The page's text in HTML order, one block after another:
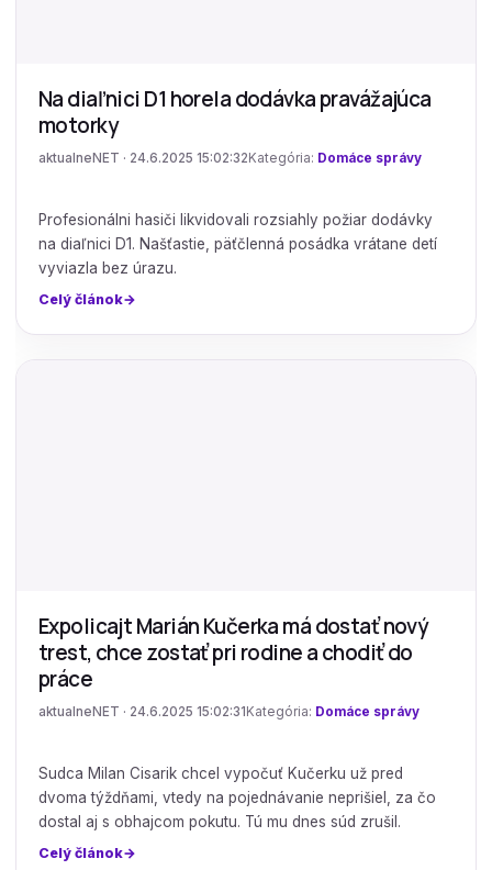
Na diaľnici D1 horela dodávka pravážajúca
motorky
aktualneNET · 24.6.2025 15:02:32 Kategória: Domáce správy
Profesionálni hasiči likvidovali rozsiahly požiar dodávky
na diaľnici D1. Našťastie, päťčlenná posádka vrátane detí
vyviazla bez úrazu.
Celý článok
Expolicajt Marián Kučerka má dostať nový
trest, chce zostať pri rodine a chodiť do
práce
aktualneNET · 24.6.2025 15:02:31 Kategória: Domáce správy
Sudca Milan Cisarik chcel vypočuť Kučerku už pred
dvoma týždňami, vtedy na pojednávanie neprišiel, za čo
dostal aj s obhajcom pokutu. Tú mu dnes súd zrušil.
Celý článok